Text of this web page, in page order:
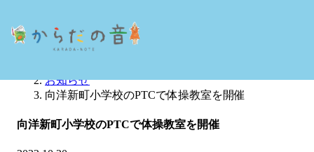
お知らせ
向洋新町小学校のPTCで体操教室を開催
向洋新町小学校のPTCで体操教室を開催